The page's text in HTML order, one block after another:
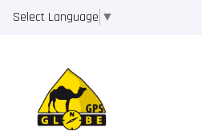
Select Language ▼